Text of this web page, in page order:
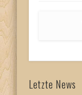
Letzte News